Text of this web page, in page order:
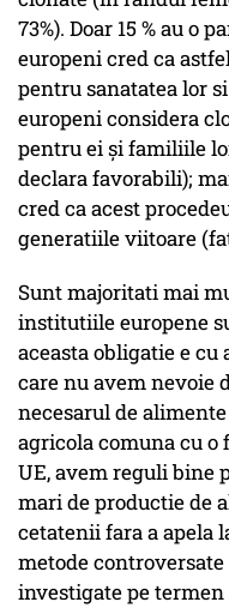
73%). Doar 15 % au o
europeni cred ca
pentru sanatatea lor
europeni considera
pentru ei și familiile
declara favorabili);
cred ca acest
generatiile viitoare
Sunt majoritati mai
institutiile europene
aceasta obligatie e
care nu avem nevoie
necesarul de
agricola comuna cu o
UE, avem reguli bine
mari de productie de
cetatenii fara a apela
metode
investigate pe termen